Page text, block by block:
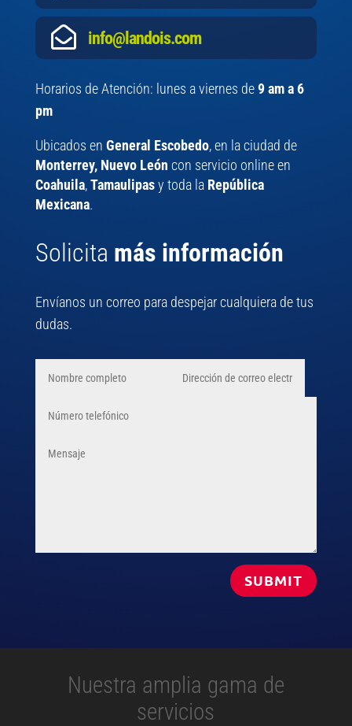
 info@landois.com
Horarios de Atención: lunes a viernes de9 am a 6
pm
Ubicados en General Escobedo, en la ciudad de
Monterrey, Nuevo León con servicio online en
Coahuila,Tamaulipasy toda la República
Mexicana.
Solicita más información
Envíanos un correo para despejar cualquiera de tus
dudas.
SUBMIT
Nuestra amplia gama de
servicios